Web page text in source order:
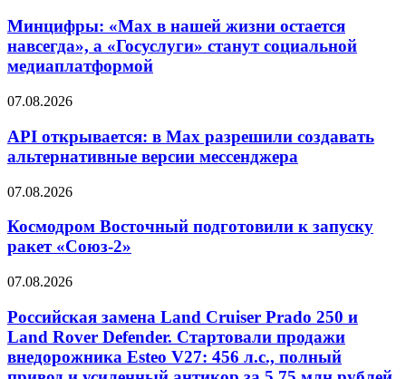
Минцифры: «Max в нашей жизни остается
навсегда», а «Госуслуги» станут социальной
медиаплатформой
07.08.2026
API открывается: в Max разрешили создавать
альтернативные версии мессенджера
07.08.2026
Космодром Восточный подготовили к запуску
ракет «Союз-2»
07.08.2026
Российская замена Land Cruiser Prado 250 и
Land Rover Defender. Стартовали продажи
внедорожника Esteo V27: 456 л.с., полный